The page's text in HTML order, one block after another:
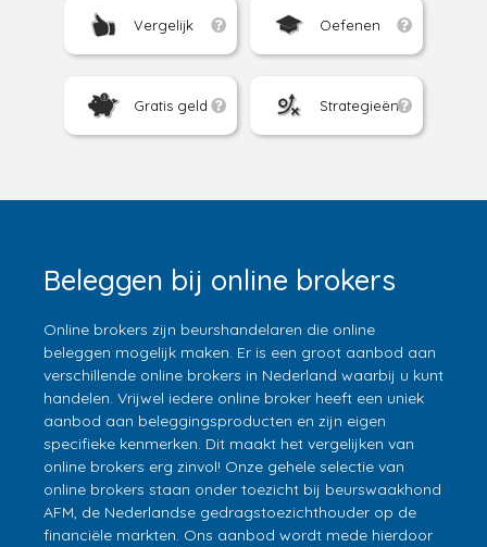
Vergelijk Oefenen
Gratis geld Strategieën
Beleggen bij online brokers
Online brokers zijn beurshandelaren die online
beleggen mogelijk maken. Er is een groot aanbod aan
verschillende online brokers in Nederland waarbij u kunt
handelen. Vrijwel iedere online broker heeft een uniek
aanbod aan beleggingsproducten en zijn eigen
specifieke kenmerken. Dit maakt het vergelijken van
online brokers erg zinvol! Onze gehele selectie van
online brokers staan onder toezicht bij beurswaakhond
AFM, de Nederlandse gedragstoezichthouder op de
financiële markten. Ons aanbod wordt mede hierdoor